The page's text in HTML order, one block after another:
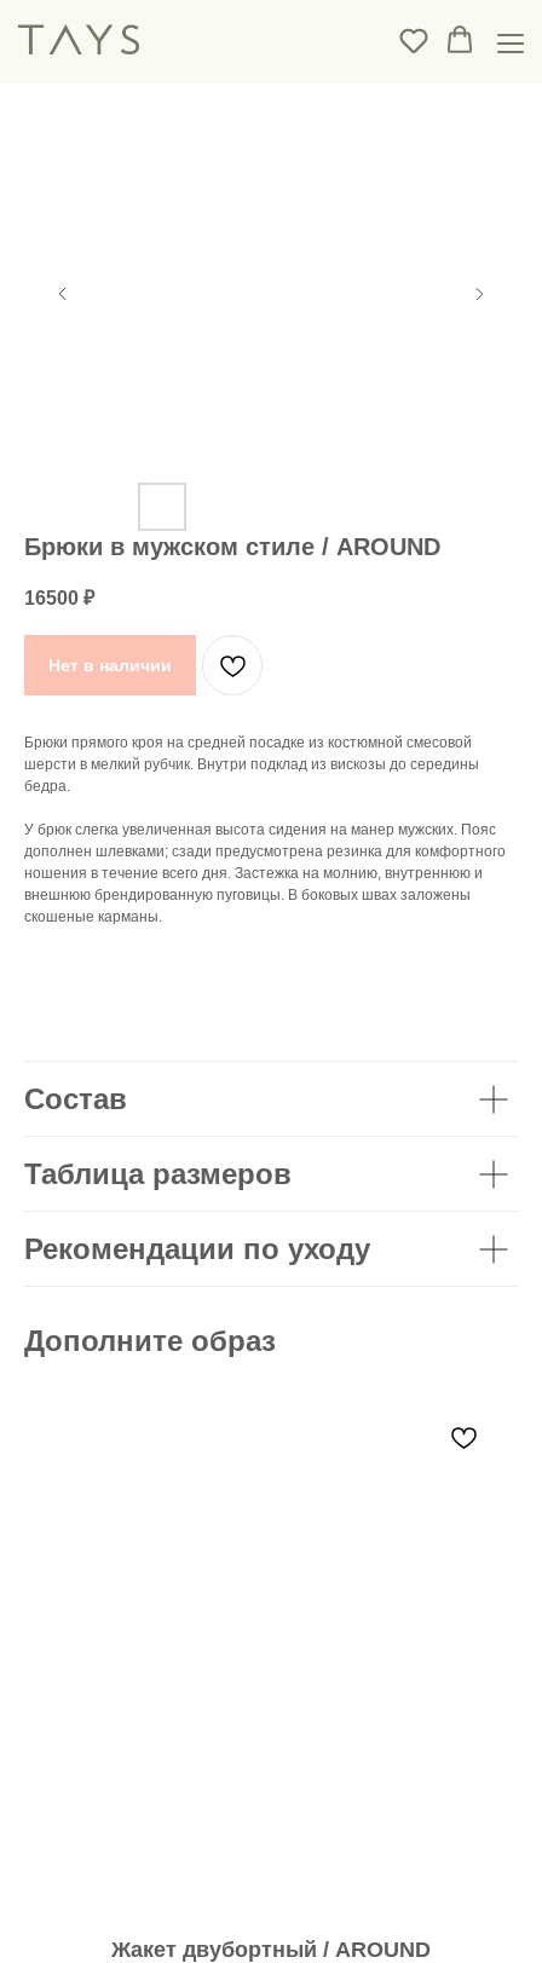
Брюки в мужском стиле / AROUND
16500 ₽
Нет в наличии
Брюки прямого кроя на средней посадке из костюмной смесовой
шерсти в мелкий рубчик. Внутри подклад из вискозы до середины
бедра.
У брюк слегка увеличенная высота сидения на манер мужских. Пояс
дополнен шлевками; сзади предусмотрена резинка для комфортного
ношения в течение всего дня. Застежка на молнию, внутреннюю и
внешнюю брендированную пуговицы. В боковых швах заложены
скошеные карманы.
Состав
Таблица размеров
Рекомендации по уходу
Дополните образ
Жакет двубортный / AROUND